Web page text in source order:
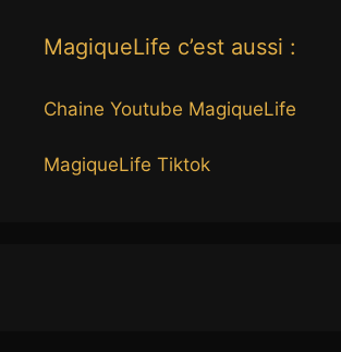
MagiqueLife c’est aussi :
Chaine Youtube MagiqueLife
MagiqueLife Tiktok